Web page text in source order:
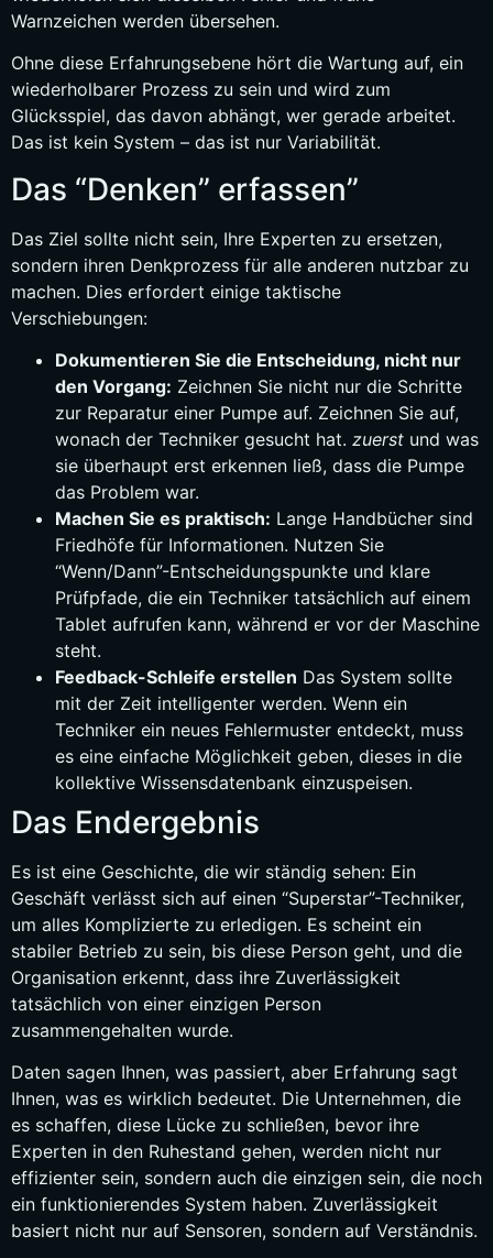
Warnzeichen werden übersehen.
Ohne diese Erfahrungsebene hört die Wartung auf, ein
wiederholbarer Prozess zu sein und wird zum
Glücksspiel, das davon abhängt, wer gerade arbeitet.
Das ist kein System – das ist nur Variabilität.
Das “Denken” erfassen”
Das Ziel sollte nicht sein, Ihre Experten zu ersetzen,
sondern ihren Denkprozess für alle anderen nutzbar zu
machen. Dies erfordert einige taktische
Verschiebungen:
Dokumentieren Sie die Entscheidung, nicht nur
den Vorgang: Zeichnen Sie nicht nur die Schritte
zur Reparatur einer Pumpe auf. Zeichnen Sie auf,
wonach der Techniker gesucht hat. zuerst und was
sie überhaupt erst erkennen ließ, dass die Pumpe
das Problem war.
Machen Sie es praktisch: Lange Handbücher sind
Friedhöfe für Informationen. Nutzen Sie
“Wenn/Dann”-Entscheidungspunkte und klare
Prüfpfade, die ein Techniker tatsächlich auf einem
Tablet aufrufen kann, während er vor der Maschine
steht.
Feedback-Schleife erstellen Das System sollte
mit der Zeit intelligenter werden. Wenn ein
Techniker ein neues Fehlermuster entdeckt, muss
es eine einfache Möglichkeit geben, dieses in die
kollektive Wissensdatenbank einzuspeisen.
Das Endergebnis
Es ist eine Geschichte, die wir ständig sehen: Ein
Geschäft verlässt sich auf einen “Superstar”-Techniker,
um alles Komplizierte zu erledigen. Es scheint ein
stabiler Betrieb zu sein, bis diese Person geht, und die
Organisation erkennt, dass ihre Zuverlässigkeit
tatsächlich von einer einzigen Person
zusammengehalten wurde.
Daten sagen Ihnen, was passiert, aber Erfahrung sagt
Ihnen, was es wirklich bedeutet. Die Unternehmen, die
es schaffen, diese Lücke zu schließen, bevor ihre
Experten in den Ruhestand gehen, werden nicht nur
effizienter sein, sondern auch die einzigen sein, die noch
ein funktionierendes System haben. Zuverlässigkeit
basiert nicht nur auf Sensoren, sondern auf Verständnis.